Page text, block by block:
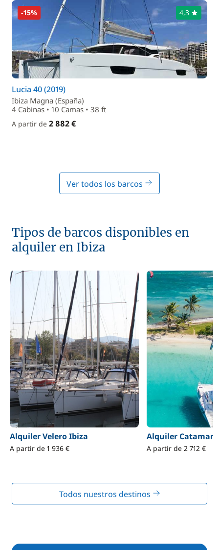
-15% 4,3
Lucia 40 (2019)
Ibiza Magna (España)
4 Cabinas • 10 Camas • 38 ft
A partir de 2 882 €
Ver todos los barcos
Tipos de barcos disponibles en
alquiler en Ibiza
Alquiler Velero Ibiza
A partir de 1 936 €
Alquiler
A partir de 2 712 €
Todos nuestros destinos